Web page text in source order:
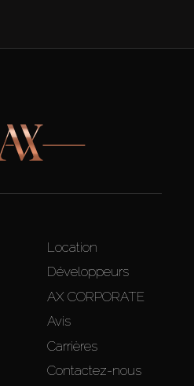
Location
Développeurs
AX CORPORATE
Avis
Carrières
Contactez-nous